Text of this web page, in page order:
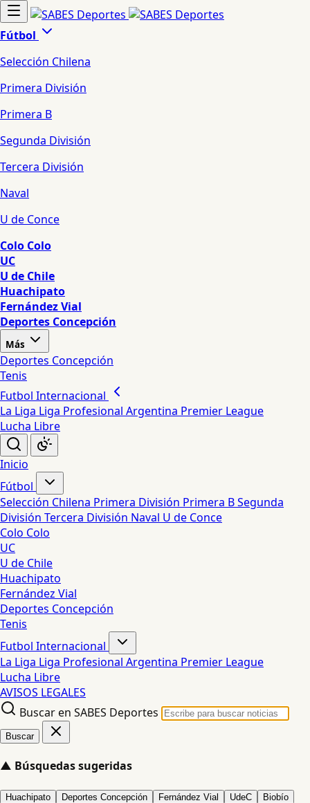
Fútbol
Selección Chilena
Primera División
Primera B
Segunda División
Tercera División
Naval
U de Conce
Colo Colo
UC
U de Chile
Huachipato
Fernández Vial
Deportes Concepción
Más
Deportes Concepción
Tenis
Futbol Internacional
La Liga Liga Profesional Argentina Premier League
Lucha Libre
Inicio
Fútbol
Selección Chilena Primera División Primera BSegunda
División Tercera División Naval U de Conce
Colo Colo
UC
U de Chile
Huachipato
Fernández Vial
Deportes Concepción
Tenis
Futbol Internacional
La Liga Liga Profesional Argentina Premier League
Lucha Libre
AVISOS LEGALES
Buscar en SABES Deportes
Buscar
▲ Búsquedas sugeridas
Huachipato Deportes Concepción Fernández Vial UdeC Biobío